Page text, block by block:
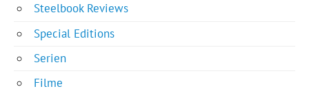
Steelbook Reviews
Special Editions
Serien
Filme